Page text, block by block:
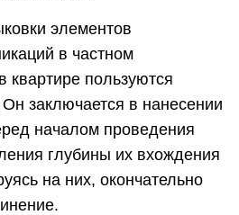
элементов
в частном
пользуются
заключается в нанесении
началом проведения
глубины их вхождения
на них, окончательно